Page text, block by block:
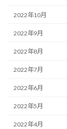
2022年10月
2022年9月
2022年8月
2022年7月
2022年6月
2022年5月
2022年4月